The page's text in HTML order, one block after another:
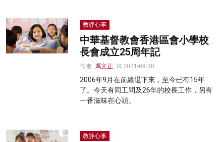
教評心事
中華基督教會香港區會小學校
長會成立25周年記
作者: 馮文正 2021-08-30
2006年9月在前線退下來，至今已有15年
了。今天有同工問及26年的校長工作，另有
一番滋味在心頭。
教評心事